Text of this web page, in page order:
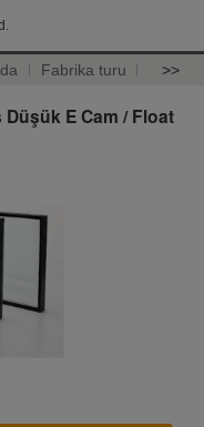
Fabrika turu >>
Düşük E Cam / Float